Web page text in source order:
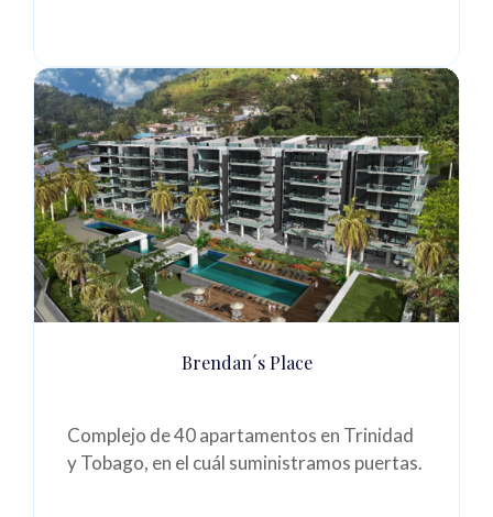
Brendan´s Place
Complejo de 40 apartamentos en Trinidad
y Tobago, en el cuál suministramos puertas.